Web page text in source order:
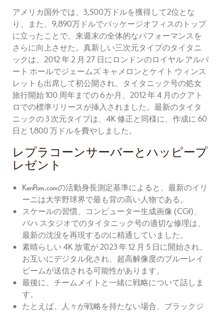
アメリカ国外では、3,500万ドルを獲得して2位とな
り、また、9,890万ドルでパッケージオフィスのトップ
に立ったことで、来週末の全体的なパフォーマンスを
さらに向上させた。真新しい三次元タイプのタイタニ
ックは、2012 年 2 月 27 日にロンドンのロイヤル アルバ
ート ホールでジェームズ キャメロンとケイト ウィンス
レットも出席して初公開され、タイタニック号の処女
旅行開始 100 周年までの 6 か月、2012 年 4 月のクアト
ロでの標準リリースが挿入されました。最新のタイタ
ニックの 3 次元タイプは、4K 修正と同様に、作成に 60
日と 1,800 万ドルを費やしました。
レプラコーンサーバーとハッピープ
レゼント
KenPom.comの活動身長測定基準によると、最新のイリ
ーニは大学野球界で最も背の高い人物である。
スケールの習慣、コンピューター生成画像 (CGI)、
バハ​​ スタジオでのタイタニック号の適切な修理は、
最新の沈没を再現するのに精通していました。
素晴らしい 4K 放電が 2023 年 12 月 5 日に開始され、
お互いにデジタル化され、超高解像度のブルーレイ
ビームが送信される可能性があります。
最後に、チームメイトと一緒に戦略について話しま
す。
たとえば、人々が戦略を持たない場合、ブラックジ